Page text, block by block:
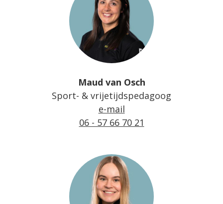
Maud van Osch
Sport- & vrijetijdspedagoog
e-mail
06 - 57 66 70 21